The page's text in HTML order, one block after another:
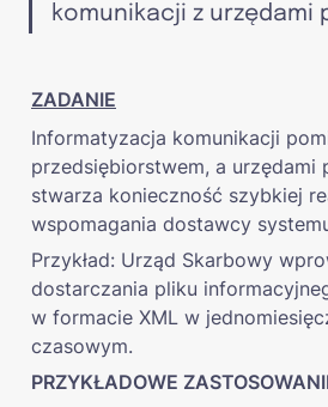
komunikacji z urzędami
ZADANIE
Informatyzacja komunikacji
przedsiębiorstwem, a urzędami
stwarza konieczność szybkiej
wspomagania dostawcy
Przykład: Urząd Skarbowy
dostarczania pliku
w formacie XML w
czasowym.
PRZYKŁADOWE